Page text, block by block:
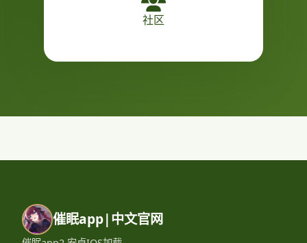
社区
催眠app|中文官网